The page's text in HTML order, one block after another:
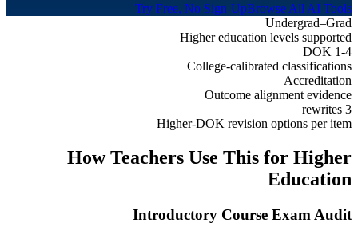
Try Free, No Sign-UpBrowse All AI Tools
Undergrad–Grad
Higher education levels supported
DOK 1-4
College-calibrated classifications
Accreditation
Outcome alignment evidence
3 rewrites
Higher-DOK revision options per item
How Teachers Use This for Higher
Education
Introductory Course Exam Audit